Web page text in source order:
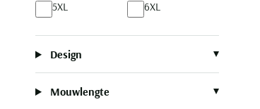
5XL
6XL
Design
Mouwlengte